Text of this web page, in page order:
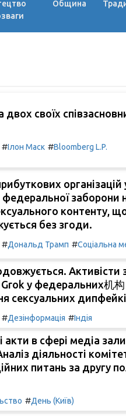
Община
двох своїх
Ілон Маск #Bloomberg L.P.
заборони
контенту,
без згоди.
Дональд Трамп #Соціальна
Активісти
у федеральних机
сексуальних
Дезінформація #Індія
акти в сфері медіа
діяльності
питань за другу
#День (Київ)